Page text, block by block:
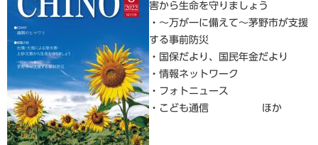
害から生命を守りましょう
・～万が一に備えて～茅野市が支援
する事前防災
・国保だより、国民年金だより
・情報ネットワーク
・フォトニュース
・こども通信 ほか